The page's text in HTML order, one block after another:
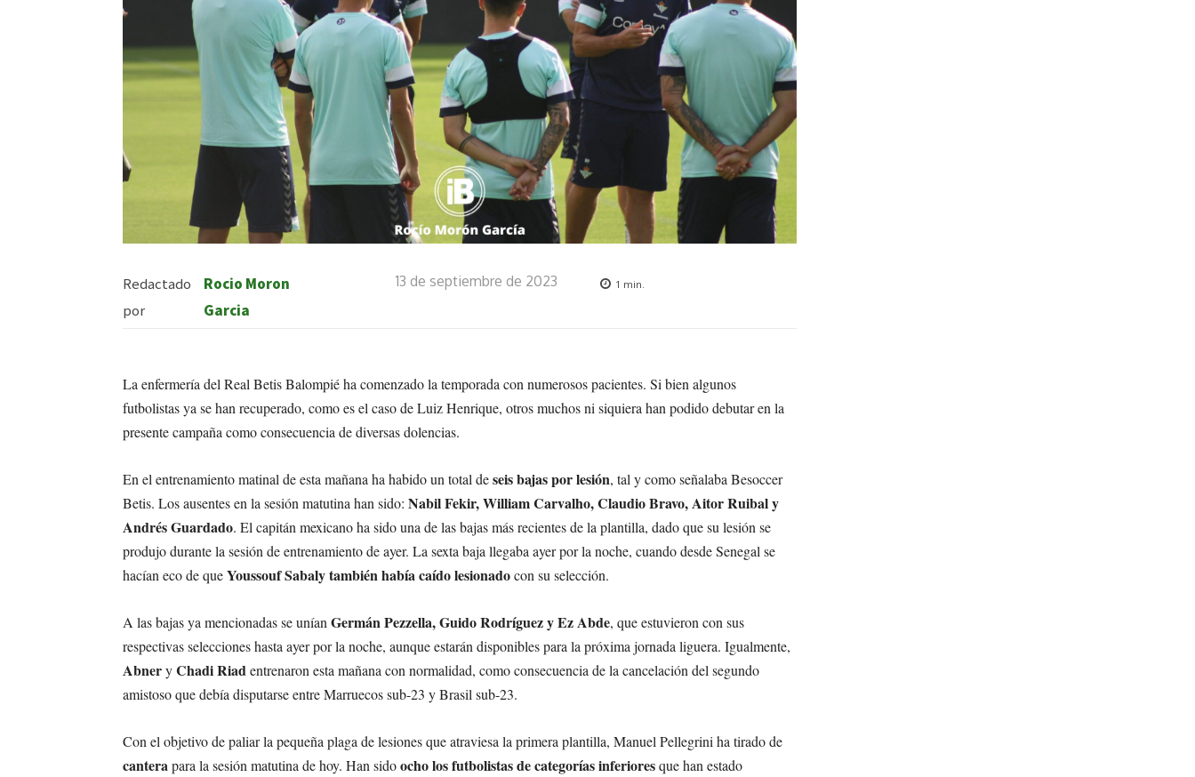
Redactado
por
Rocio Moron
Garcia
13 de septiembre de 2023 1 min.
La enfermería del Real Betis Balompié ha comenzado la temporada con numerosos pacientes. Si bien algunos
futbolistas ya se han recuperado, como es el caso de Luiz Henrique, otros muchos ni siquiera han podido debutar en la
presente campaña como consecuencia de diversas dolencias.
En el entrenamiento matinal de esta mañana ha habido un total deseis bajaspor lesión, tal y como señalaba Besoccer
Betis. Los ausentes en la sesión matutina han sido: Nabil Fekir, William Carvalho, Claudio Bravo, Aitor Ruibal y
Andrés Guardado. El capitán mexicano ha sido una de las bajas más recientes de la plantilla, dado que su lesión se
produjo durante la sesión de entrenamiento de ayer. La sexta baja llegaba ayer por la noche, cuando desde Senegal se
hacían eco de queYoussouf Sabaly también había caído lesionadocon su selección.
A las bajas ya mencionadas se uníanGermán Pezzella, Guido Rodríguez y Ez Abde, que estuvieron con sus
respectivas selecciones hasta ayer por la noche, aunque estarán disponibles para la próxima jornada liguera. Igualmente,
AbneryChadi Riadentrenaron esta mañana con normalidad, como consecuencia de la cancelación del segundo
amistoso que debía disputarse entre Marruecos sub-23 y Brasil sub-23.
Con el objetivo de paliar la pequeña plaga de lesiones que atraviesa la primera plantilla, Manuel Pellegrini ha tirado de
canterapara la sesión matutina de hoy. Han sidoocho los futbolistas de categorías inferioresque han estado